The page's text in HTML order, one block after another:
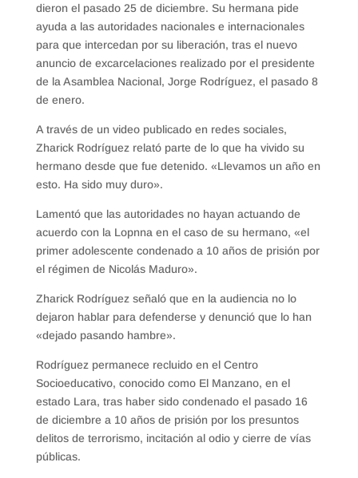
dieron el pasado 25 de diciembre. Su hermana pide
ayuda a las autoridades nacionales e internacionales
para que intercedan por su liberación, tras el nuevo
anuncio de excarcelaciones realizado por el presidente
de la Asamblea Nacional, Jorge Rodríguez, el pasado 8
de enero.
A través de un video publicado en redes sociales,
Zharick Rodríguez relató parte de lo que ha vivido su
hermano desde que fue detenido. «Llevamos un año en
esto. Ha sido muy duro».
Lamentó que las autoridades no hayan actuando de
acuerdo con la Lopnna en el caso de su hermano, «el
primer adolescente condenado a 10 años de prisión por
el régimen de Nicolás Maduro».
Zharick Rodríguez señaló que en la audiencia no lo
dejaron hablar para defenderse y denunció que lo han
«dejado pasando hambre».
Rodríguez permanece recluido en el Centro
Socioeducativo, conocido como El Manzano, en el
estado Lara, tras haber sido condenado el pasado 16
de diciembre a 10 años de prisión por los presuntos
delitos de terrorismo, incitación al odio y cierre de vías
públicas.